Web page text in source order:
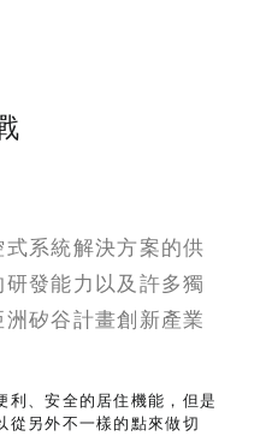
系統解決方案的供
發能力以及許多獨
矽谷計畫創新產業
利、安全的居住機能，但是
從另外不一樣的點來做切